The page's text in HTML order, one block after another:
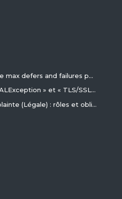
Domain has exceeded the max defers and failures per hour (5/5 (100%)) allowed. Message discarded.
Erreur PrestaShop : « DBALException » et « TLS/SSL invalid directory » avec MariaDB 11.4+ en 2026+
Signalement (Abuse) ou plainte (Légale) : rôles et obligations des parties, conseils et procédures ?